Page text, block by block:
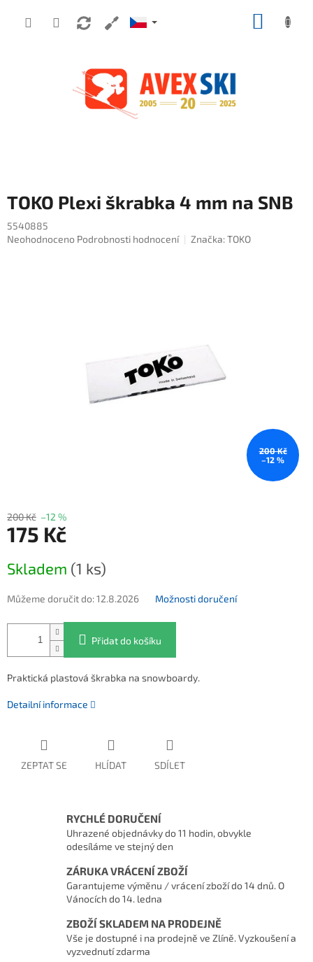
TOKO Plexi škrabka 4 mm na SNB
5540885
Průměrné hodnocení produktu je 0,0 z 5 hvězdiček.
Neohodnoceno Podrobnosti hodnocení Značka:TOKO
200 Kč
–12 %
200 Kč –12 %
175 Kč
Skladem (1 ks)
Můžeme doručit do:12.8.2026 Možnosti doručení
Přidat do košíku
Praktická plastová škrabka na snowboardy.
Detailní informace
ZEPTAT SE HLÍDAT SDÍLET
RYCHLÉ DORUČENÍ
Uhrazené objednávky do 11 hodin, obvykle
odesíláme ve stejný den
ZÁRUKA VRÁCENÍ ZBOŽÍ
Garantujeme výměnu / vrácení zboží do 14 dnů. O
Vánocích do 14. ledna
ZBOŽÍ SKLADEM NA PRODEJNĚ
Vše je dostupné i na prodejně ve Zlíně. Vyzkoušení a
vyzvednutí zdarma